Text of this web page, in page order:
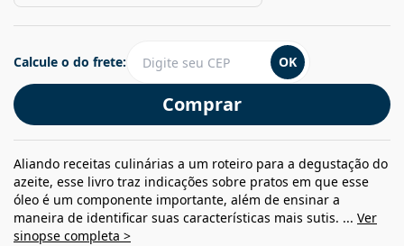
Comprar
Calcule o do frete: OK
Aliando receitas culinárias a um roteiro para a degustação do
azeite, esse livro traz indicações sobre pratos em que esse
óleo é um componente importante, além de ensinar a
maneira de identificar suas características mais sutis. ... Ver
sinopse completa >